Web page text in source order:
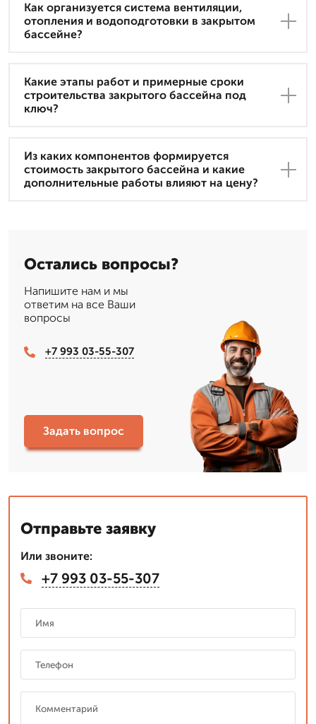
Как организуется система вентиляции,
отопления и водоподготовки в закрытом
бассейне?
Какие этапы работ и примерные сроки
строительства закрытого бассейна под
ключ?
Из каких компонентов формируется
стоимость закрытого бассейна и какие
дополнительные работы влияют на цену?
Остались вопросы?
Напишите нам и мы
ответим на все Ваши
вопросы
+7 993 03-55-307
Задать вопрос
Отправьте заявку
Или звоните:
+7 993 03-55-307